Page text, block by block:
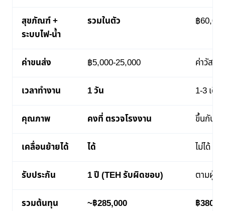
สุขภัณฑ์ +
ระบบไฟ-น้ำ
รวมในตัว ฿
ค่าขนส่ง ฿5,000-25,000 ค่าวัสดุ
เวลาทำงาน 1 วัน 1-3 เดือ
คุณภาพ คงที่ ตรวจโรงงาน ขึ้นกับผู้
เคลื่อนย้ายได้ ได้ ไม่ได้
รับประกัน 1 ปี (TEH รับผิดชอบ) ตามผู้รับ
รวมต้นทุน ~฿285,000 ฿